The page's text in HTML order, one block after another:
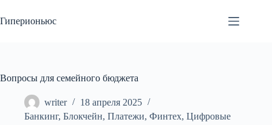
к
сути
Гиперионьюс
Вопросы для семейного бюджета
writer
18 апреля 2025
Банкинг, Блокчейн, Платежи, Финтех, Цифровые